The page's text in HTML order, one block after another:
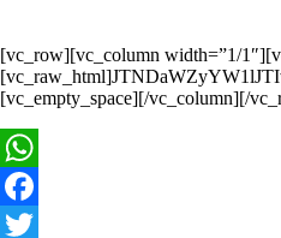
[vc_row][vc_column width=”1/
[vc_empty_space][/vc_column][/
WhatsApp
Facebook